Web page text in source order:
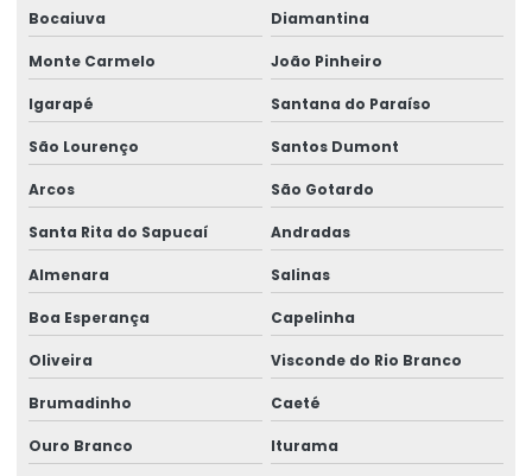
Empresa de verificação de ler
Empresas de medicina higiene e segurança no trabalho
Empresas de medicina no trabalho
Ergonomia assessoria e consultoria
Gestão de ergonomia
Gestão de ntep
Gestão de segurança e saúde ocupacional
Higiene do trabalho
Bocaiuva Diamantina
Monte Carmelo João Pinheiro
Igarapé Santana do Paraíso
São Lourenço Santos Dumont
Arcos São Gotardo
Santa Rita do Sapucaí Andradas
Almenara Salinas
Boa Esperança Capelinha
Oliveira Visconde do Rio Branco
Brumadinho Caeté
Ouro Branco Iturama